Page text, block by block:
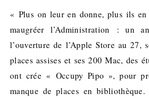
« Plus on leur en donne, plus ils
maugréer l’Administration : un
l’ouverture de l’Apple Store au 27,
places assises et ses 200 Mac, des
ont crée « Occupy Pipo », pour
manque de places en bibliothèque.